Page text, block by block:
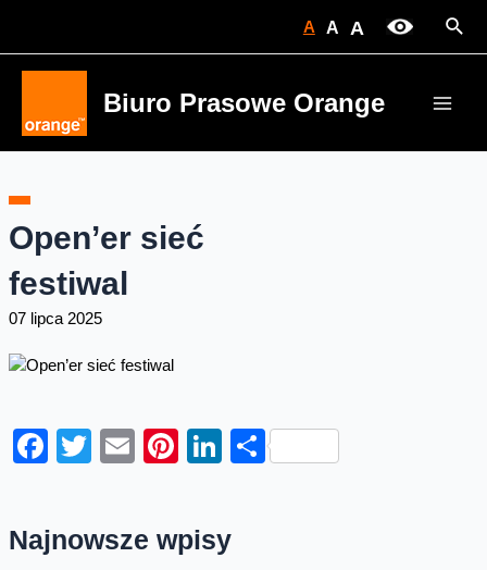
A A A
Biuro Prasowe Orange
Open’er sieć
festiwal
07 lipca 2025
Facebook
Twitter
EmailPinterest
LinkedIn
Share
Najnowsze wpisy